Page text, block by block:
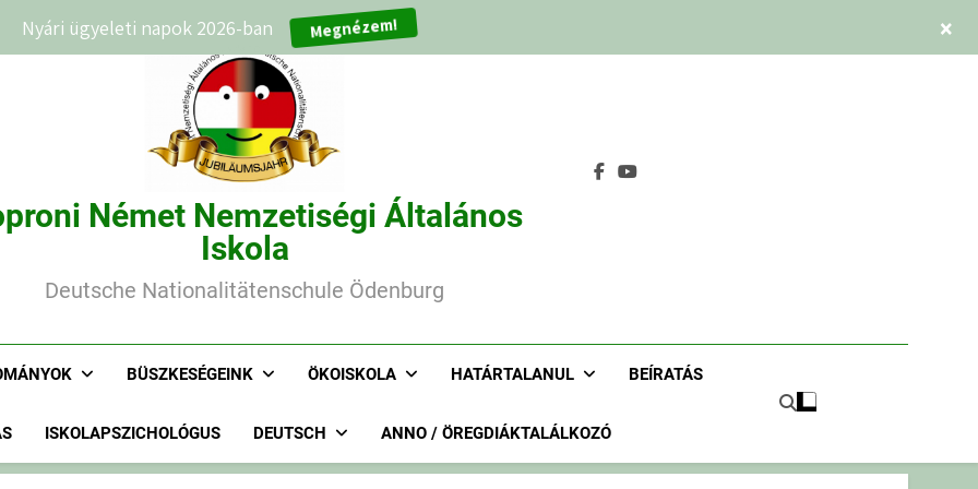
Német Nemzetiségi Általános
Iskola
Deutsche Nationalitätenschule Ödenburg
BÜSZKESÉGEINK ÖKOISKOLA HATÁRTALANUL BEÍRATÁS
ISKOLAPSZICHOLÓGUS DEUTSCH ANNO / ÖREGDIÁKTALÁLKOZÓ
Nyári ügyeleti napok 2026-ban Megnézem! ×